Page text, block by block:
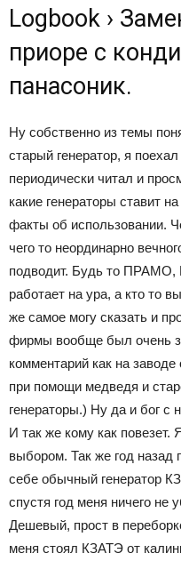
Logbook ›
приоре с
панасоник.
Ну собственно из темы
старый генератор, я
периодически читал и
какие генераторы ставит
факты об использовании.
чего то неординарно
подводит. Будь то
работает на ура, а кто то
же самое могу сказать и
фирмы вообще был очень
комментарий как на заводе
при помощи медведя и
генераторы.) Ну да и бог с
И так же кому как
выбором. Так же год назад
себе обычный генератор
спустя год меня ничего не
Дешевый, прост в
меня стоял КЗАТЭ от